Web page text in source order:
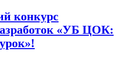
конкурс
«УБ ЦОК: